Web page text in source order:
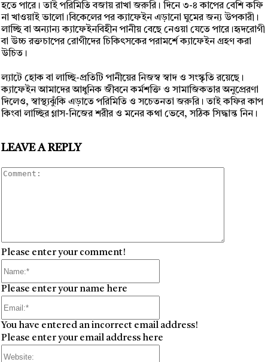
হতে পারে। তাই পরিমিতি বজায় রাখা জরুরি। দিনে ৩-৪ কাপের বেশি কফি
না খাওয়াই ভালো।বিকেলের পর ক্যাফেইন এড়ানো ঘুমের জন্য উপকারী।
লাচ্ছি বা অন্যান্য ক্যাফেইনবিহীন পানীয় বেছে নেওয়া যেতে পারে।হৃদরোগী
বা উচ্চ রক্তচাপের রোগীদের চিকিৎসকের পরামর্শে ক্যাফেইন গ্রহণ করা
উচিত।
ল্যাটে হোক বা লাচ্ছি-প্রতিটি পানীয়ের নিজস্ব স্বাদ ও সংস্কৃতি রয়েছে।
ক্যাফেইন আমাদের আধুনিক জীবনে কর্মশক্তি ও সামাজিকতার অনুপ্রেরণা
দিলেও, স্বাস্থ্যঝুঁকি এড়াতে পরিমিতি ও সচেতনতা জরুরি। তাই কফির কাপ
কিংবা লাচ্ছির গ্লাস-নিজের শরীর ও মনের কথা ভেবে, সঠিক সিদ্ধান্ত নিন।
LEAVE A REPLY
Please enter your comment!
Please enter your name here
You have entered an incorrect email address!
Please enter your email address here